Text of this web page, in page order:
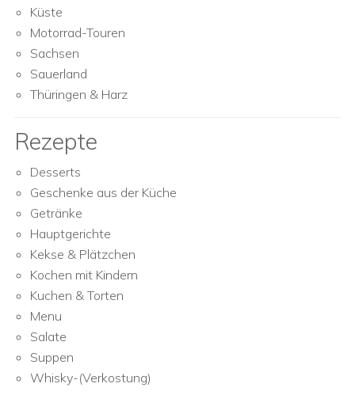
Küste
Motorrad-Touren
Sachsen
Sauerland
Thüringen & Harz
Rezepte
Desserts
Geschenke aus der Küche
Getränke
Hauptgerichte
Kekse & Plätzchen
Kochen mit Kindern
Kuchen & Torten
Menu
Salate
Suppen
Whisky-(Verkostung)